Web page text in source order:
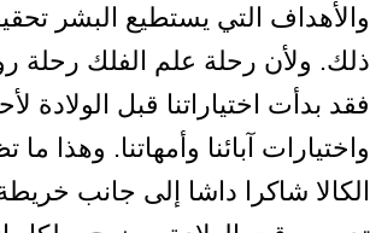
والأهداف التي يستطيع البشر
ذلك. ولأن رحلة علم الفلك رحلة
فقد بدأت اختياراتنا قبل الولادة
واختيارات آبائنا وأمهاتنا. وهذا
الكالا شاكرا داشا إلى جانب